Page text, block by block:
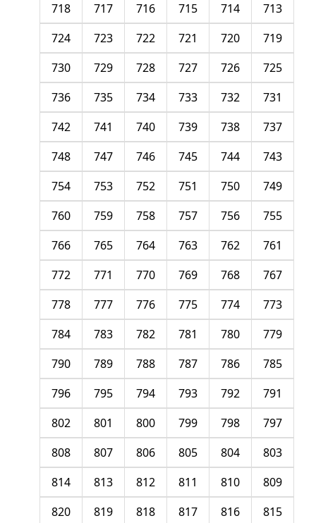
713
714
715
716
717
718
719
720
721
722
723
724
725
726
727
728
729
730
731
732
733
734
735
736
737
738
739
740
741
742
743
744
745
746
747
748
749
750
751
752
753
754
755
756
757
758
759
760
761
762
763
764
765
766
767
768
769
770
771
772
773
774
775
776
777
778
779
780
781
782
783
784
785
786
787
788
789
790
791
792
793
794
795
796
797
798
799
800
801
802
803
804
805
806
807
808
809
810
811
812
813
814
815
816
817
818
819
820